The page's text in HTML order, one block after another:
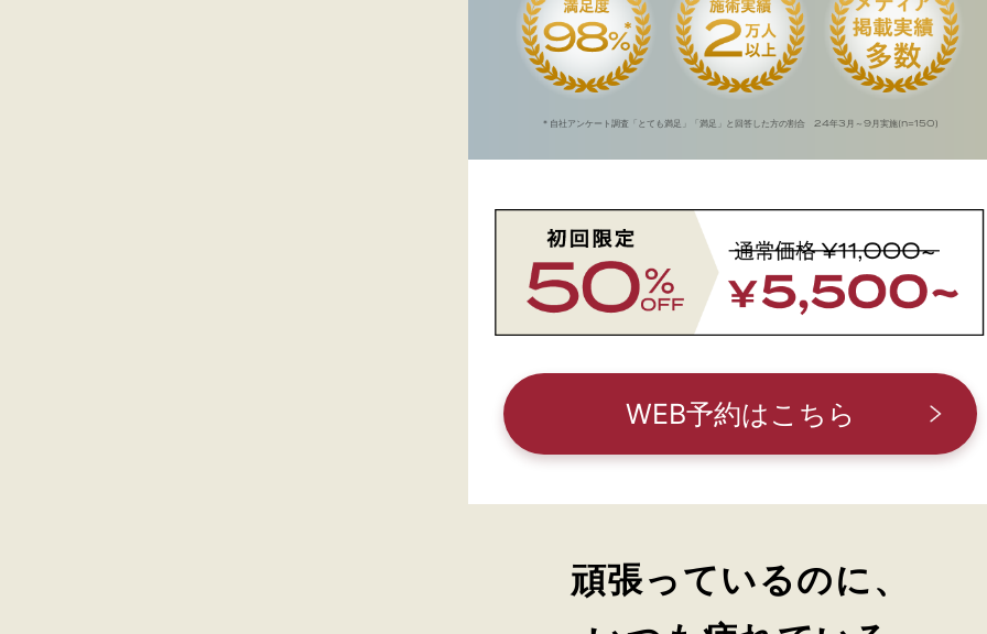
* 自社アンケート調査「とても満足」「満足」と回答した方の割合 24年3 月～ 9月実施(n=150)
WEB予約はこちら
頑張っているのに、